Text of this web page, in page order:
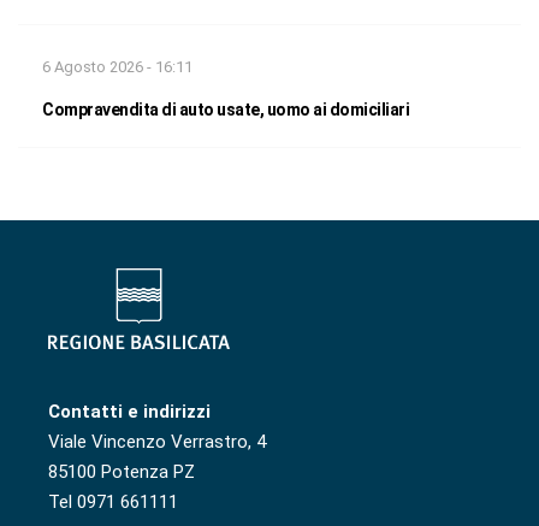
6 Agosto 2026 - 16:11
Compravendita di auto usate, uomo ai domiciliari
Contatti e indirizzi
Viale Vincenzo Verrastro, 4
85100 Potenza PZ
Tel 0971 661111